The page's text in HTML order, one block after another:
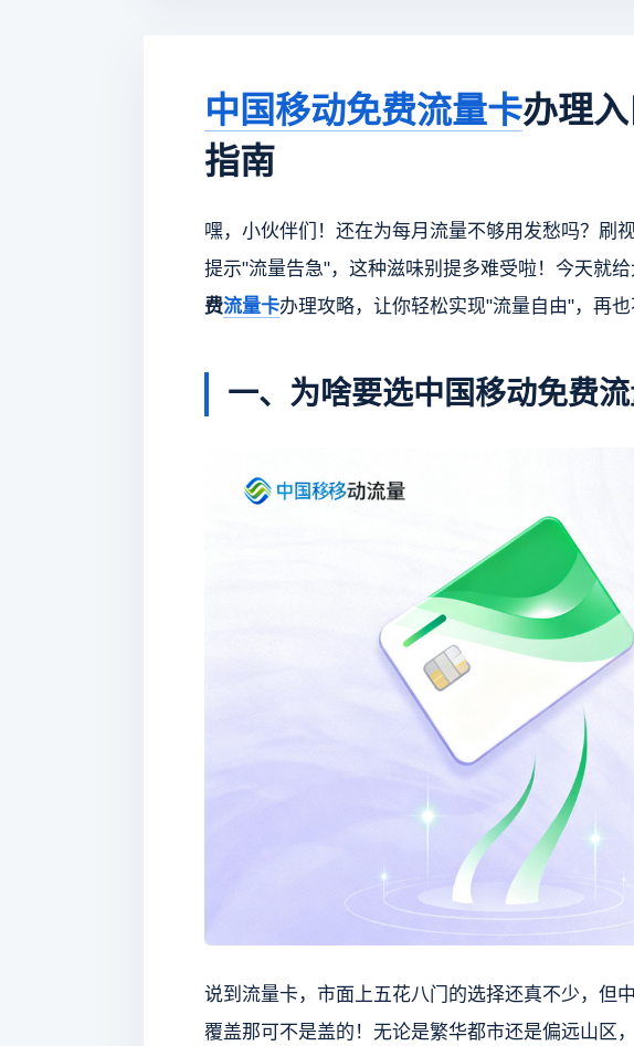
中国移动免费流量卡办理
指南
嘿，小伙伴们！还在为每月流量不够用发愁吗？刷
提示"流量告急"，这种滋味别提多难受啦！今天就
费流量卡办理攻略，让你轻松实现"流量自由"，再
一、为啥要选中国移动免费流
说到流量卡，市面上五花八门的选择还真不少，但
覆盖那可不是盖的！无论是繁华都市还是偏远山区